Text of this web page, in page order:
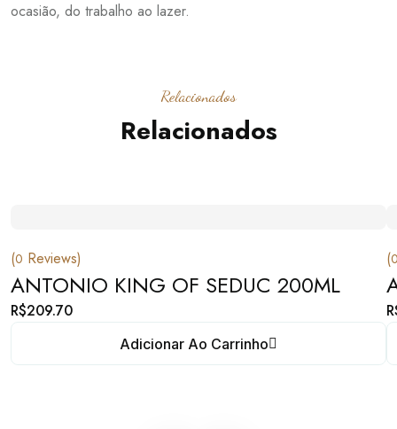
ocasião, do trabalho ao lazer.
Relacionados
Relacionados
(0 Reviews)
ANTONIO KING OF SEDUC 200ML
R$209.70
Adicionar Ao Carrinho
(